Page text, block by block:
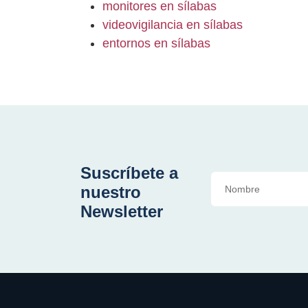
monitores en sílabas
videovigilancia en sílabas
entornos en sílabas
Suscríbete a
nuestro
Newsletter